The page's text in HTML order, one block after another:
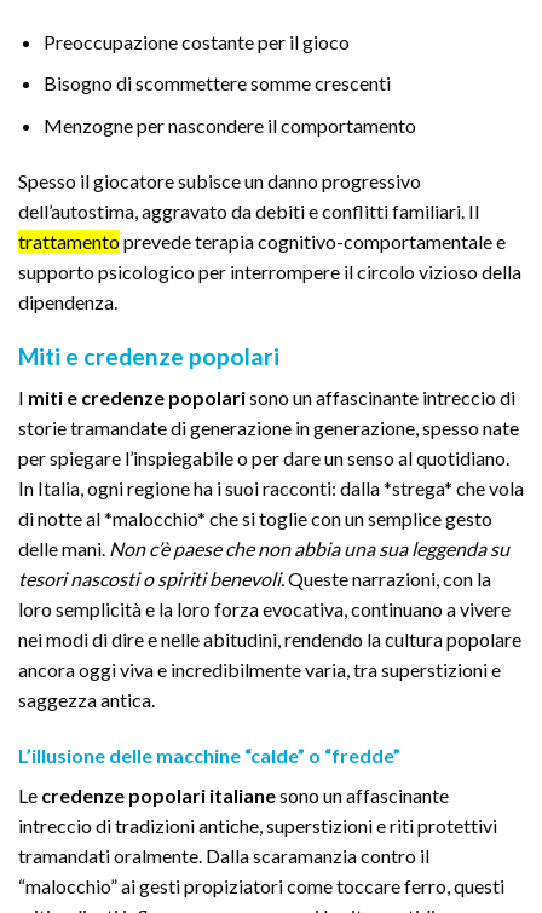
Preoccupazione costante per il gioco
Bisogno di scommettere somme crescenti
Menzogne per nascondere il comportamento
Spesso il giocatore subisce un danno progressivo
dell’autostima, aggravato da debiti e conflitti familiari. Il
trattamentoprevede terapia cognitivo-comportamentale e
supporto psicologico per interrompere il circolo vizioso della
dipendenza.
Miti e credenze popolari
I miti e credenze popolarisono un affascinante intreccio di
storie tramandate di generazione in generazione, spesso nate
per spiegare l’inspiegabile o per dare un senso al quotidiano.
In Italia, ogni regione ha i suoi racconti: dalla *strega* che vola
di notte al *malocchio* che si toglie con un semplice gesto
delle mani. Non c’è paese che non abbia una sua leggenda su
tesori nascosti o spiriti benevoli.Queste narrazioni, con la
loro semplicità e la loro forza evocativa, continuano a vivere
nei modi di dire e nelle abitudini, rendendo la cultura popolare
ancora oggi viva e incredibilmente varia, tra superstizioni e
saggezza antica.
L’illusione delle macchine “calde” o “fredde”
Le credenze popolari italianesono un affascinante
intreccio di tradizioni antiche, superstizioni e riti protettivi
tramandati oralmente. Dalla scaramanzia contro il
“malocchio” ai gesti propiziatori come toccare ferro, questi